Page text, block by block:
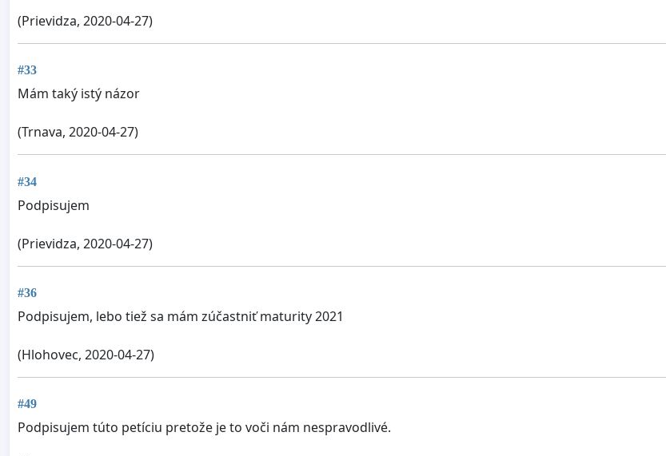
(Prievidza, 2020-04-27)
#33
Mám taký istý názor
(Trnava, 2020-04-27)
#34
Podpisujem
(Prievidza, 2020-04-27)
#36
Podpisujem, lebo tiež sa mám zúčastniť maturity 2021
(Hlohovec, 2020-04-27)
#49
Podpisujem túto petíciu pretože je to voči nám nespravodlivé.